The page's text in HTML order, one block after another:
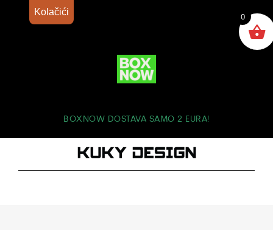
BOXNOW DOSTAVA SAMO 2 EURA!
0
Kolačići